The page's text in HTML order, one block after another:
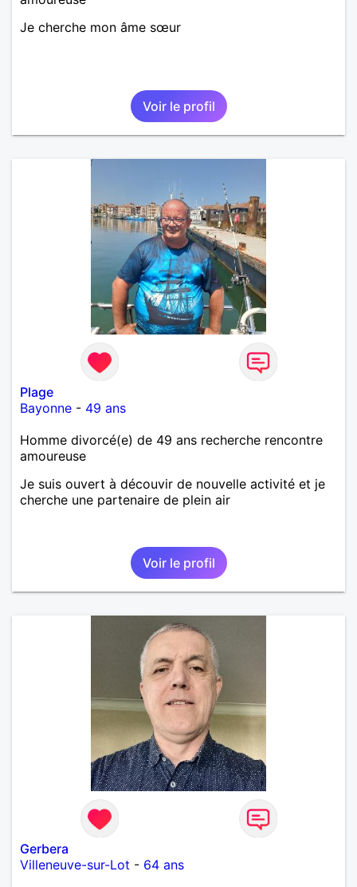
Je cherche mon âme sœur
Voir le profil
Plage
Bayonne - 49 ans
Homme divorcé(e) de 49 ans recherche rencontre
amoureuse
Je suis ouvert à découvir de nouvelle activité et je
cherche une partenaire de plein air
Voir le profil
Gerbera
Villeneuve-sur-Lot - 64 ans